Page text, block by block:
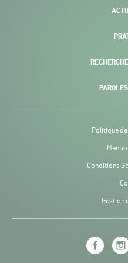
Politique
Conditions
Gestion